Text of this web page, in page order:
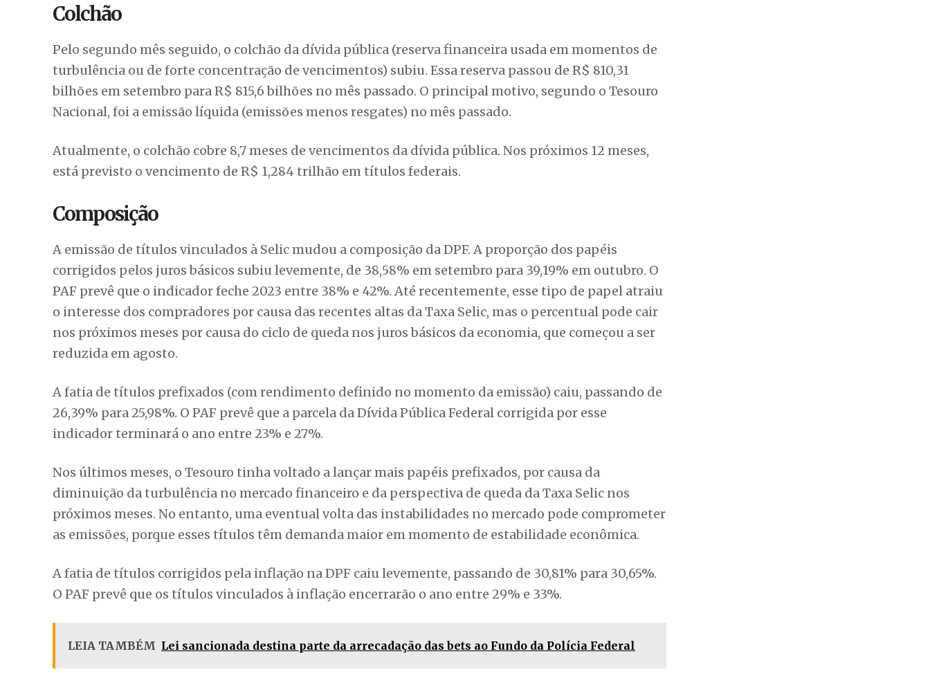
Colchão
Pelo segundo mês seguido, o colchão da dívida pública (reserva financeira usada em momentos de
turbulência ou de forte concentração de vencimentos) subiu. Essa reserva passou de R$ 810,31
bilhões em setembro para R$ 815,6 bilhões no mês passado. O principal motivo, segundo o Tesouro
Nacional, foi a emissão líquida (emissões menos resgates) no mês passado.
Atualmente, o colchão cobre 8,7 meses de vencimentos da dívida pública. Nos próximos 12 meses,
está previsto o vencimento de R$ 1,284 trilhão em títulos federais.
Composição
A emissão de títulos vinculados à Selic mudou a composição da DPF. A proporção dos papéis
corrigidos pelos juros básicos subiu levemente, de 38,58% em setembro para 39,19% em outubro. O
PAF prevê que o indicador feche 2023 entre 38% e 42%. Até recentemente, esse tipo de papel atraiu
o interesse dos compradores por causa das recentes altas da Taxa Selic, mas o percentual pode cair
nos próximos meses por causa do ciclo de queda nos juros básicos da economia, que começou a ser
reduzida em agosto.
A fatia de títulos prefixados (com rendimento definido no momento da emissão) caiu, passando de
26,39% para 25,98%. O PAF prevê que a parcela da Dívida Pública Federal corrigida por esse
indicador terminará o ano entre 23% e 27%.
Nos últimos meses, o Tesouro tinha voltado a lançar mais papéis prefixados, por causa da
diminuição da turbulência no mercado financeiro e da perspectiva de queda da Taxa Selic nos
próximos meses. No entanto, uma eventual volta das instabilidades no mercado pode comprometer
as emissões, porque esses títulos têm demanda maior em momento de estabilidade econômica.
A fatia de títulos corrigidos pela inflação na DPF caiu levemente, passando de 30,81% para 30,65%.
O PAF prevê que os títulos vinculados à inflação encerrarão o ano entre 29% e 33%.
LEIA TAMBÉM Lei sancionada destina parte da arrecadação das bets ao Fundo da Polícia Federal